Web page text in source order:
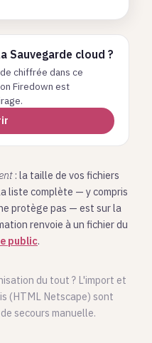
Sauvegarde cloud ?
chiffrée dans ce
Firedown est
: la taille de vos fichiers
liste complète — y compris
protège pas — est sur la
renvoie à un fichier du
public.
du tout ? L'import et
(HTML Netscape) sont
secours manuelle.